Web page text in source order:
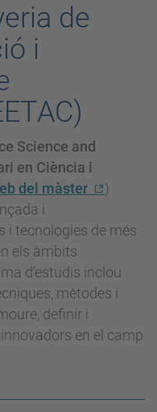
de
i
Science and
en Ciència i
del màster
)
i
i tecnologies de més
els àmbits
d’estudis inclou
mètodes i
definir i
en el camp